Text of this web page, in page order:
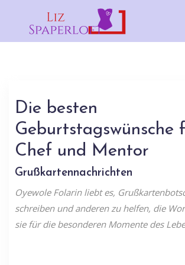
Die besten
Geburtstagswünsche
Chef und Mentor
Grußkartennachrichten
Oyewole Folarin liebt es,
schreiben und anderen zu helfen, die
sie für die besonderen Momente des